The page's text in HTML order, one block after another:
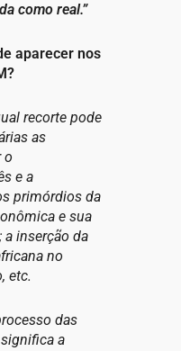
como real.”
aparecer nos
recorte pode
as
o
e a
primórdios da
e sua
inserção da
no
etc.
das
a